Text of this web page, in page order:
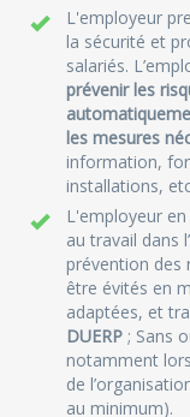
L'employeur
la sécurité et
salariés.
prévenir les
les mesures
information,
installations,
L'employeur
au travail dans
prévention des
être évités en
adaptées, et
DUERP ; Sans
notamment
de
au minimum).